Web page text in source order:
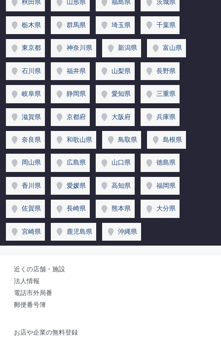
秋田県 山形県 福島県 茨城県
栃木県 群馬県 埼玉県 千葉県
東京都 神奈川県 新潟県 富山県
石川県 福井県 山梨県 長野県
岐阜県 静岡県 愛知県 三重県
滋賀県 京都府 大阪府 兵庫県
奈良県 和歌山県 鳥取県 島根県
岡山県 広島県 山口県 徳島県
香川県 愛媛県 高知県 福岡県
佐賀県 長崎県 熊本県 大分県
宮崎県 鹿児島県 沖縄県
近くの店舗・施設
法人情報
電話市外局番
郵便番号簿
お店や企業の無料登録